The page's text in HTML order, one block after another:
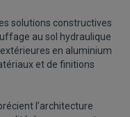
solutions constructives
au sol hydraulique
en aluminium
et de finitions
l’architecture